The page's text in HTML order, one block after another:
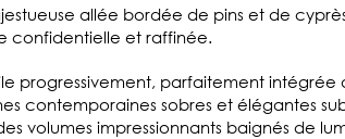
allée bordée de pins et de
confidentielle et raffinée.
progressivement, parfaitement intégrée
contemporaines sobres et élégantes
volumes impressionnants baignés de